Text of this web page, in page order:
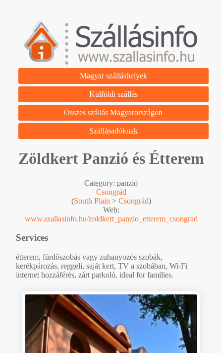
Magyar szálláshelyek
Külföldi szállás
Összes szállás Magyarországon
Szállásadóknak
Zöldkert Panzió és Étterem
Category: panzió
Csongrád
(South Plain > Csongrád)
Web:
www.szallasinfo.hu/zoldkert_panzio_etterem_csongrad
Services
étterem, fürdőszobás vagy zuhanyozós szobák,
kerékpározás, reggeli, saját kert, TV a szobában, Wi-Fi
internet hozzáférés, zárt parkoló, ideal for families.